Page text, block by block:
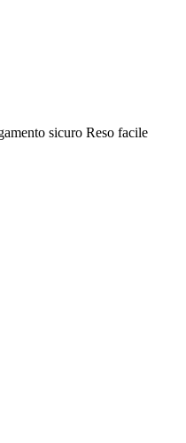
sicuro Reso facile